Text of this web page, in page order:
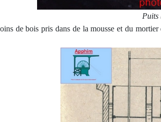
Puits
de bois pris dans de la mousse et du